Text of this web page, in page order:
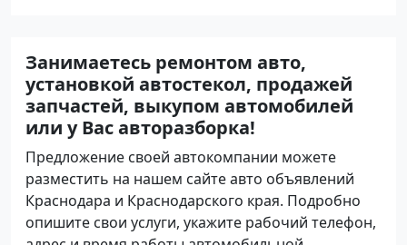
Занимаетесь ремонтом авто,
установкой автостекол, продажей
запчастей, выкупом автомобилей
или у Вас авторазборка!
Предложение своей автокомпании можете
разместить на нашем сайте авто объявлений
Краснодара и Краснодарского края. Подробно
опишите свои услуги, укажите рабочий телефон,